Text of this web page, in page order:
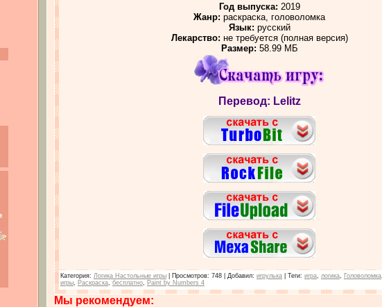
Год выпуска: 2019
Жанр: раскраска, головоломка
Язык: русский
Лекарство: не требуется (полная версия)
Размер: 58.99 МБ
Перевод: Lelitz
Категория: Логика Настольные игры Просмотров: 748 | Добавил: игрулька Теги: игра логика Головоломка
игры
Раскраска бесплатно Paint by Numbers 4
Мы рекомендуем: